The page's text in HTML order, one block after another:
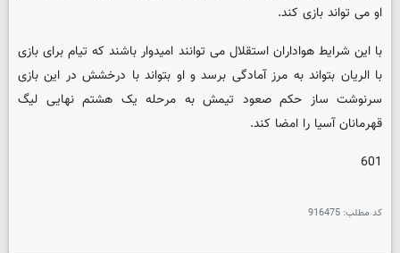
او می تواند بازی کند.
با این شرایط هواداران استقلال می توانند امیدوار باشند که تیام برای بازی
با الریان بتواند به مرز آمادگی برسد و او بتواند با درخشش در این بازی
سرنوشت ساز حکم صعود تیمش به مرحله یک هشتم نهایی لیگ
قهرمانان آسیا را امضا کند.
601
کد مطلب: 916475